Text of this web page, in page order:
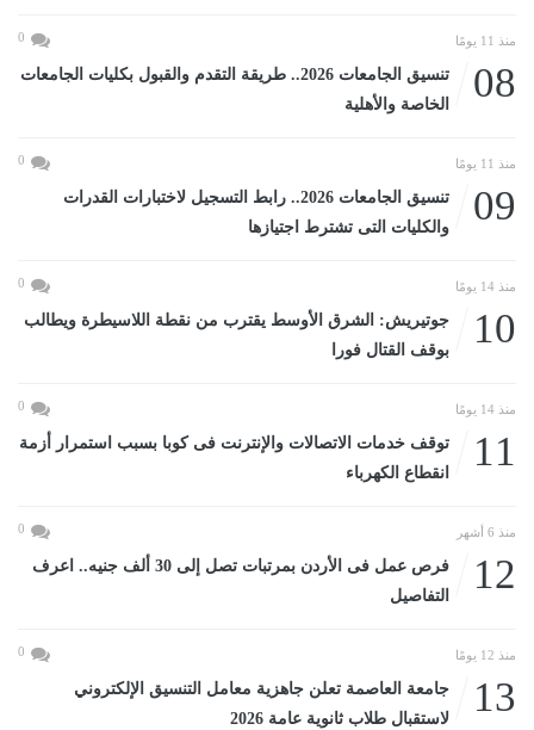
منذ 11 يومًا 0
08
تنسيق الجامعات 2026.. طريقة التقدم والقبول بكليات الجامعات
الخاصة والأهلية
منذ 11 يومًا 0
09
تنسيق الجامعات 2026.. رابط التسجيل لاختبارات القدرات
والكليات التى تشترط اجتيازها
منذ 14 يومًا 0
10
جوتيريش: الشرق الأوسط يقترب من نقطة اللاسيطرة ويطالب
بوقف القتال فورا
منذ 14 يومًا 0
11
توقف خدمات الاتصالات والإنترنت فى كوبا بسبب استمرار أزمة
انقطاع الكهرباء
منذ 6 أشهر 0
12
فرص عمل فى الأردن بمرتبات تصل إلى 30 ألف جنيه.. اعرف
التفاصيل
منذ 12 يومًا 0
13
جامعة العاصمة تعلن جاهزية معامل التنسيق الإلكتروني
لاستقبال طلاب ثانوية عامة 2026